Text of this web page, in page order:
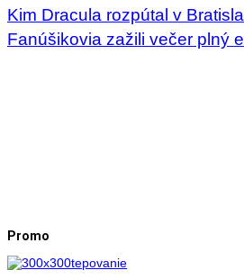
Kim Dracula rozpútal v
Fanúšikovia zažili večer plný
Promo